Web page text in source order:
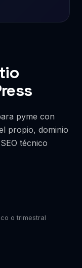
pyme con
propio, dominio
técnico
o trimestral